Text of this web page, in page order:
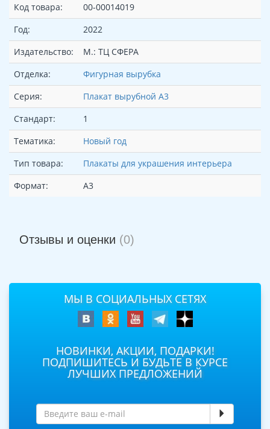
Код товара:
00-00014019
Год:
2022
Издательство:
М.: ТЦ СФЕРА
Отделка:
Фигурная вырубка
Серия:
Плакат вырубной А3
Стандарт:
1
Тематика:
Новый год
Тип товара:
Плакаты для украшения интерьера
Формат:
А3
Отзывы и оценки (0)
МЫ В СОЦИАЛЬНЫХ СЕТЯХ
НОВИНКИ, АКЦИИ, ПОДАРКИ!
ПОДПИШИТЕСЬ И БУДЬТЕ В КУРСЕ
ЛУЧШИХ ПРЕДЛОЖЕНИЙ